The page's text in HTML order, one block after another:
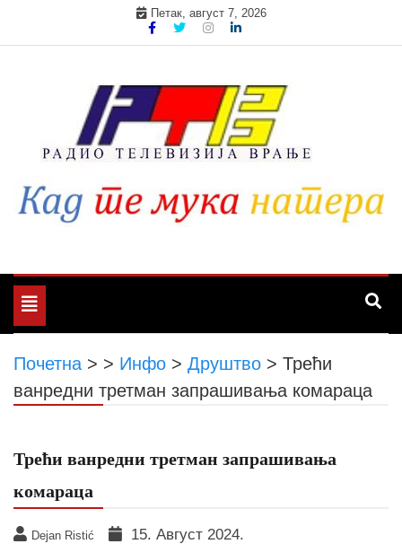
Петак, август 7, 2026
Toggle
navigation
Почетна > > Инфо > Друштво > Трећи
ванредни третман запрашивања комараца
Трећи ванредни третман запрашивања
комараца
Dejan Ristić 15. Август 2024.